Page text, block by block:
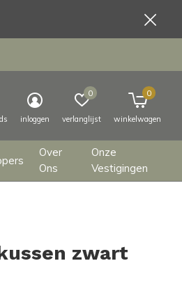
Over
Ons
Onze
Vestigingen
inloggen verlanglijst
0
winkelwagen
0
zwart